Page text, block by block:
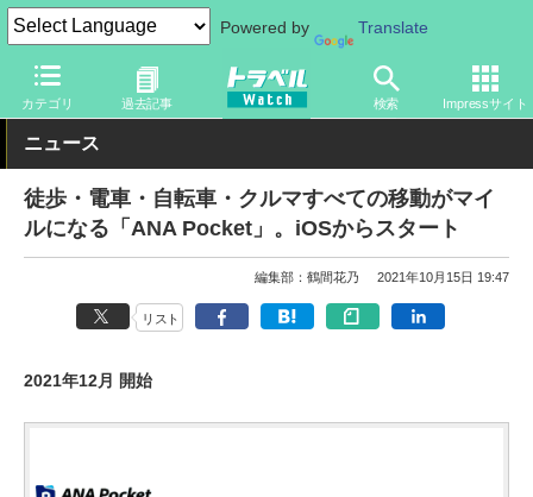
Powered by Translate
カテゴリ 過去記事 検索 Impressサイト
トラベル Watch 旅の方法 空旅 マイレージ
ニュース
徒歩・電車・自転車・クルマすべての移動がマイ
ルになる「ANA Pocket」。iOSからスタート
編集部：鶴間花乃 2021年10月15日 19:47
リスト
2021年12月 開始